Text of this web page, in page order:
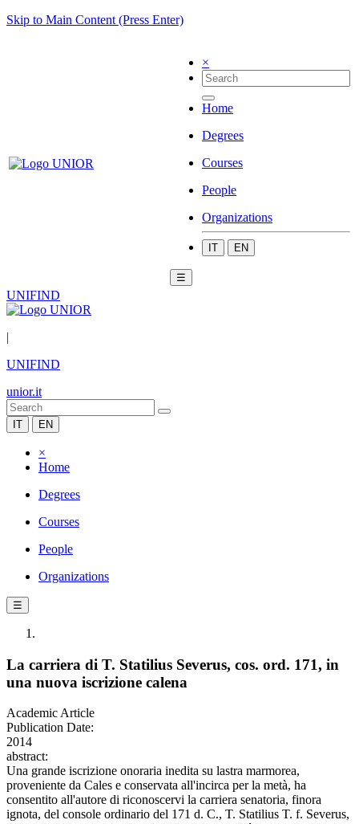
Skip to Main Content (Press Enter)
×
Home
Degrees
Courses
People
Organizations
IT EN
☰
UNIFIND
|
UNIFIND
unior.it
IT EN
×
Home
Degrees
Courses
People
Organizations
☰
La carriera di T. Statilius Severus, cos. ord. 171, in
una nuova iscrizione calena
Academic Article
Publication Date:
2014
abstract:
Una grande iscrizione onoraria inedita su lastra marmorea,
proveniente da Cales e conservata all'incirca per la metà, ha
consentito all'autore di riconoscervi la carriera senatoria, finora
ignota, del console ordinario del 171 d. C., T. Statilius T. f. Severus,